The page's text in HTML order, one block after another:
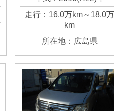
走行：16.0万km～18.0万
km
所在地：広島県